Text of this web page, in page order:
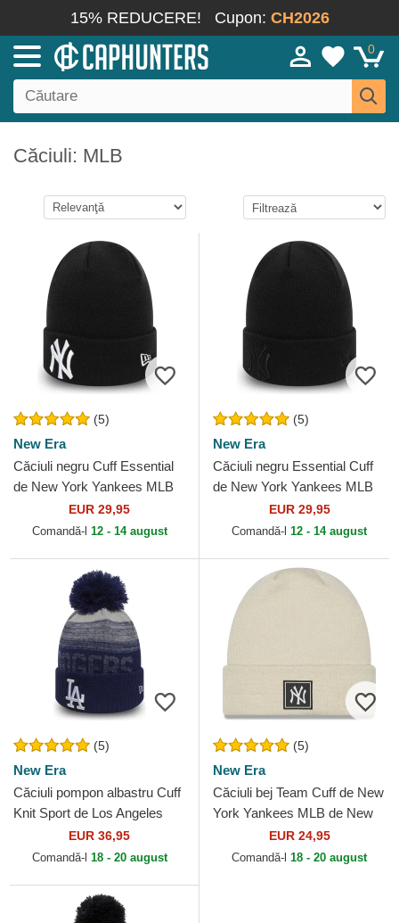
15% REDUCERE! Cupon: CH2026
0
Căciuli: MLB
(5)
New Era
Căciuli negru Cuff Essential
de New York Yankees MLB
de New EraEUR 29,95
Comandă-l 12 - 14 august
(5)
New Era
Căciuli negru Essential Cuff
de New York Yankees MLB
de New EraEUR 29,95
Comandă-l 12 - 14 august
(5)
New Era
Căciuli pompon albastru Cuff
Knit Sport de Los Angeles
Dodgers MLB de New Era
EUR 36,95
Comandă-l 18 - 20 august
(5)
New Era
Căciuli bej Team Cuff de New
York Yankees MLB de New
EUR 24,95
Comandă-l 18 - 20 august